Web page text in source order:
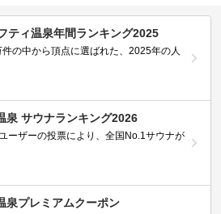
ティ温泉年間ランキング2025
の中から頂点に選ばれた、2025年の人
泉 サウナランキング2026
ーザーの投票により、全国No.1サウナが
泉プレミアムクーポン